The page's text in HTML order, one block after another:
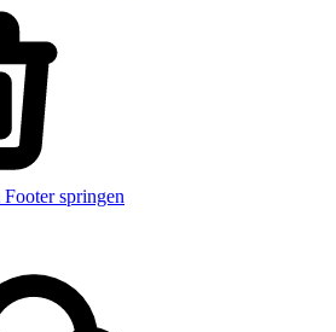
springen